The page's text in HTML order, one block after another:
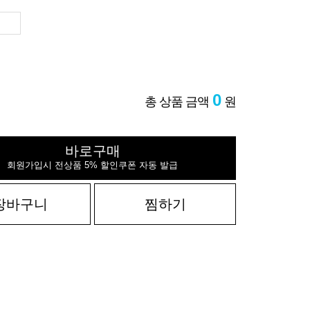
총 상품 금액 0 원
바로구매
회원가입시 전상품 5% 할인쿠폰 자동 발급
바구니 찜하기